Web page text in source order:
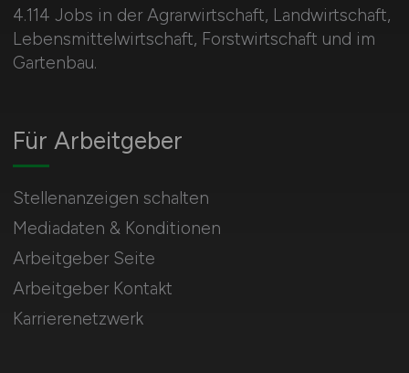
4.114 Jobs in der Agrarwirtschaft, Landwirtschaft,
Lebensmittelwirtschaft, Forstwirtschaft und im
Gartenbau.
Für Arbeitgeber
Stellenanzeigen schalten
Mediadaten & Konditionen
Arbeitgeber Seite
Arbeitgeber Kontakt
Karrierenetzwerk